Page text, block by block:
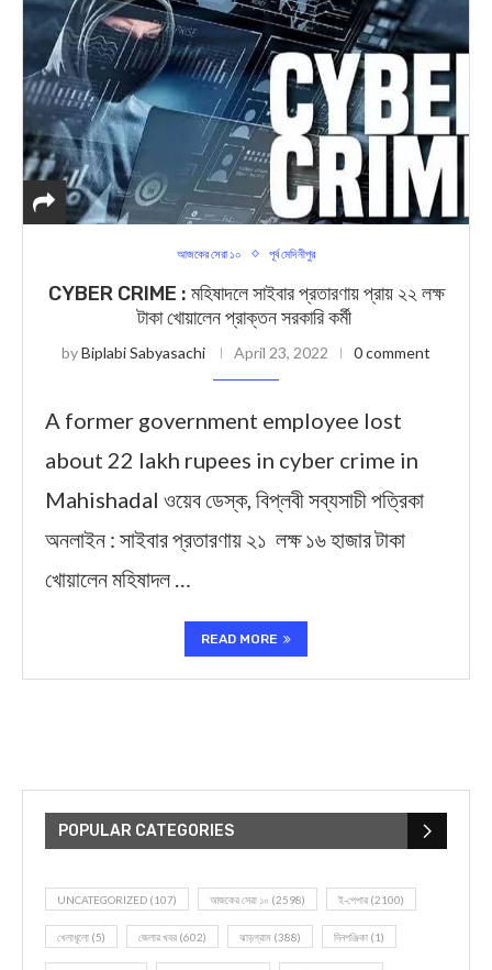
আজকের সেরা ১০ পূর্ব মেদিনীপুর
CYBER CRIME : মহিষাদলে সাইবার প্রতারণায় প্রায় ২২ লক্ষ
টাকা খোয়ালেন প্রাক্তন সরকারি কর্মী
byBiplabi Sabyasachi April 23, 2022 0 comment
A former government employee lost
about 22 lakh rupees in cyber crime in
Mahishadal ওয়েব ডেস্ক, বিপ্লবী সব্যসাচী পত্রিকা
অনলাইন : সাইবার প্রতারণায় ২১ লক্ষ ১৬ হাজার টাকা
খোয়ালেন মহিষাদল …
READ MORE
POPULAR CATEGORIES
UNCATEGORIZED (107) আজকের সেরা ১০ (2598) ই-পেপার (2100)
খেলাধূলো (5) জেলার খবর (602) ঝাড়গ্রাম (388) দিনপঞ্জিকা (1)